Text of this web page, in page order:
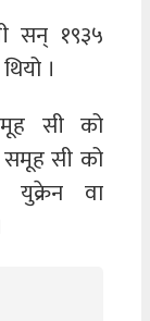
सन् १९३५
।
सी को
सी को
वा